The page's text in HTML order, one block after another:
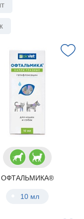
ОФТАЛЬМИКА®
10 мл